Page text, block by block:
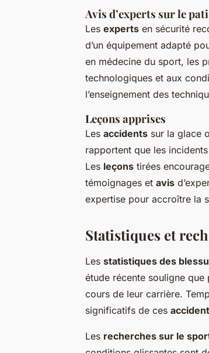
Avis d’experts sur le
Les experts en sécurité
d’un équipement adapté
en médecine du sport, les
technologiques et aux
l’enseignement des
Leçons apprises
Les accidents sur la glace
rapportent que les
Les leçons tirées
témoignages et avis
expertise pour accroître la
Statistiques et
Les statistiques des
étude récente souligne
cours de leur carrière.
significatifs de ces
Les recherches sur le